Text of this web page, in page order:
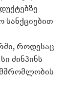
სანქციებით
როდესაც
ძინპინს